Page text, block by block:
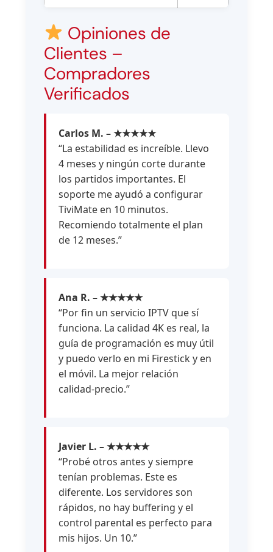
Opiniones de
Clientes –
Compradores
Verificados
Carlos M. – ★★★★★
“La estabilidad es increíble. Llevo
4 meses y ningún corte durante
los partidos importantes. El
soporte me ayudó a configurar
TiviMate en 10 minutos.
Recomiendo totalmente el plan
de 12 meses.”
Ana R. – ★★★★★
“Por fin un servicio IPTV que sí
funciona. La calidad 4K es real, la
guía de programación es muy útil
y puedo verlo en mi Firestick y en
el móvil. La mejor relación
calidad-precio.”
Javier L. – ★★★★★
“Probé otros antes y siempre
tenían problemas. Este es
diferente. Los servidores son
rápidos, no hay buffering y el
control parental es perfecto para
mis hijos. Un 10.”